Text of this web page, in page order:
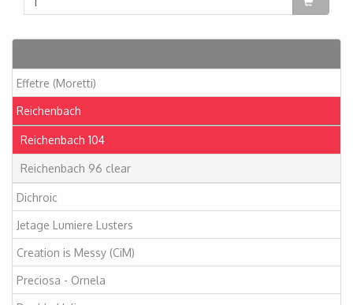
Effetre (Moretti)
Reichenbach
Reichenbach 104
Reichenbach 96 clear
Dichroic
Jetage Lumiere Lusters
Creation is Messy (CiM)
Preciosa - Ornela